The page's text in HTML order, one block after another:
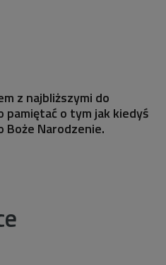
z najbliższymi do
o tym jak kiedyś
Narodzenie.